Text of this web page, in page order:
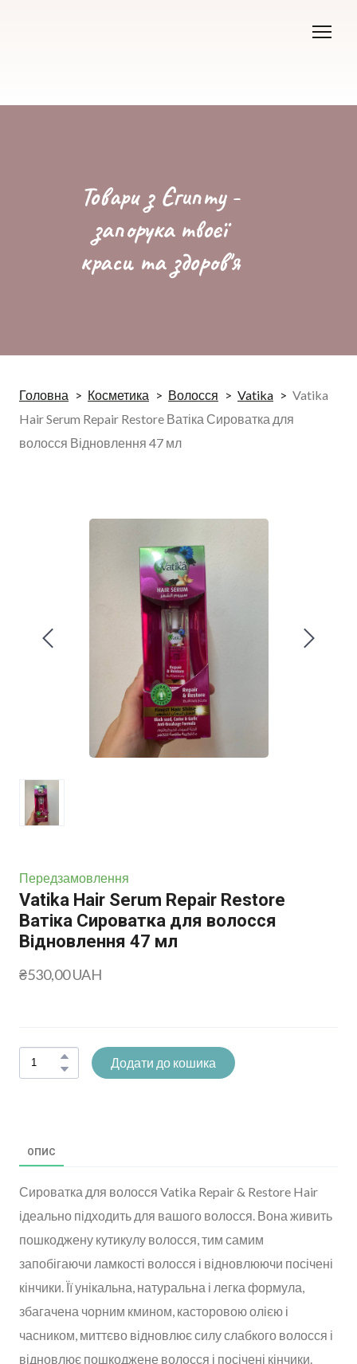
Товари з Єгипту -
запорука твоєї
краси та здоров'я
Головна Косметика Волосся Vatika
Vatika
Hair Serum Repair Restore Ватіка Сироватка для
волосся Відновлення 47 мл
Передзамовлення
Vatika Hair Serum Repair Restore
Ватіка Сироватка для волосся
Відновлення 47 мл
₴530,00 UAH
Додати до кошика
ОПИС
Сироватка для волосся Vatika Repair & Restore Hair
ідеально підходить для вашого волосся. Вона живить
пошкоджену кутикулу волосся, тим самим
запобігаючи ламкості волосся і відновлюючи посічені
кінчики. Її унікальна, натуральна і легка формула,
збагачена чорним кмином, касторовою олією і
часником, миттєво відновлює силу слабкого волосся і
відновлює пошкоджене волосся і посічені кінчики.